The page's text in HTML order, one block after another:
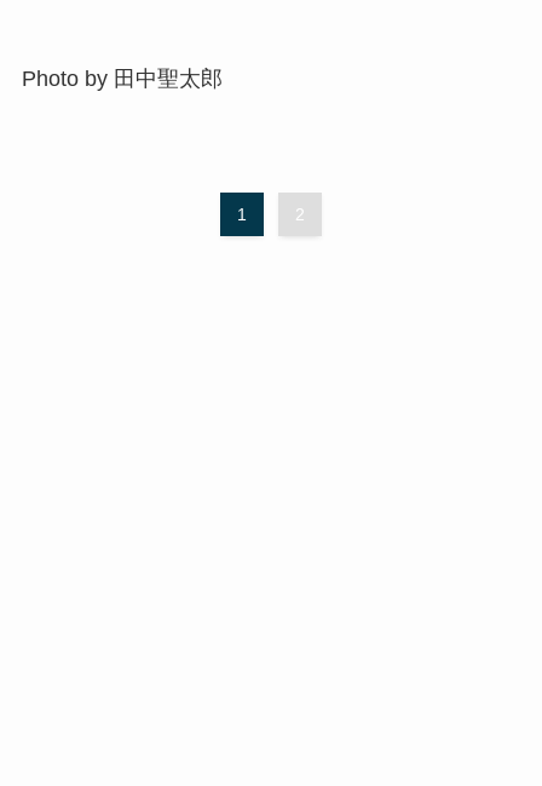
Photo by 田中聖太郎
1 2